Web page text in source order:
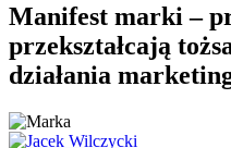
Manifest marki –
przekształcają
działania